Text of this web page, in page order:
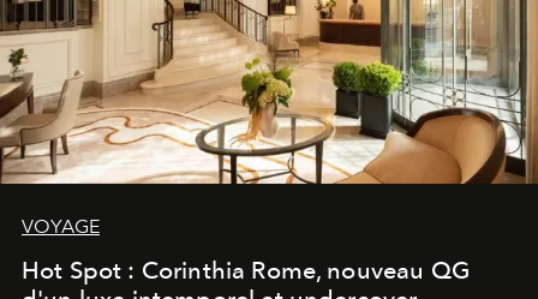
VOYAGE
Hot Spot : Corinthia Rome, nouveau QG